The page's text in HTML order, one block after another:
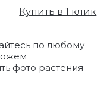
Купить в 1 клик
по любому
фото растения